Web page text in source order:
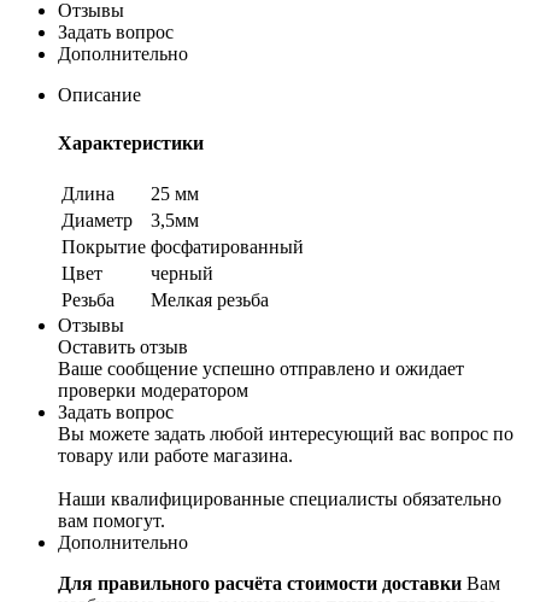
Отзывы
Задать вопрос
Дополнительно
Описание
Характеристики
Длина
25 мм
Диаметр
3,5мм
Покрытие фосфатированный
Цвет
черный
Резьба
Мелкая резьба
Отзывы
Оставить отзыв
Ваше сообщение успешно отправлено и ожидает
проверки модератором
Задать вопрос
Вы можете задать любой интересующий вас вопрос по
товару или работе магазина.
Наши квалифицированные специалисты обязательно
вам помогут.
Дополнительно
Для правильного расчёта стоимости доставки Вам